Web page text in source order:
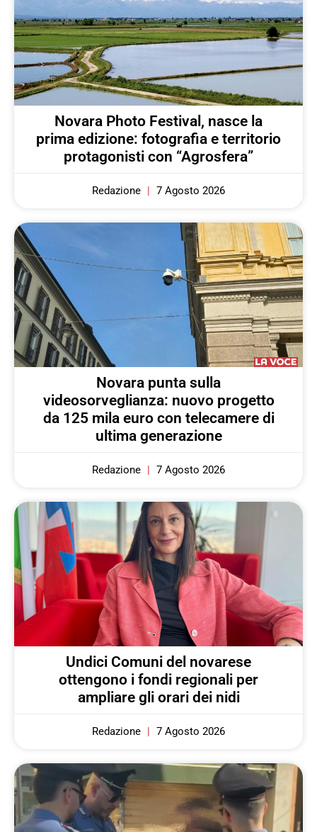
Novara Photo Festival, nasce la
prima edizione: fotografia e territorio
protagonisti con “Agrosfera”
Redazione 7 Agosto 2026
Novara punta sulla
videosorveglianza: nuovo progetto
da 125 mila euro con telecamere di
ultima generazione
Redazione 7 Agosto 2026
Undici Comuni del novarese
ottengono i fondi regionali per
ampliare gli orari dei nidi
Redazione 7 Agosto 2026